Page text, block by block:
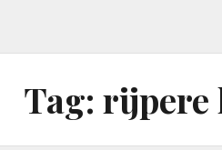
Tag: rijpere